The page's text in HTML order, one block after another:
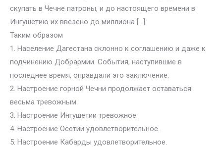
скупать в Чечне патроны, и до настоящего времени в
Ингушетию их ввезено до миллиона […]
Таким образом
1. Население Дагестана склонно к соглашению и даже к
подчинению Добрармии. События, наступившие в
последнее время, оправдали это заключение.
2. Настроение горной Чечни продолжает оставаться
весьма тревожным.
3. Настроение Ингушетии тревожное.
4. Настроение Осетии удовлетворительное.
5. Настроение Кабарды удовлетворительное.